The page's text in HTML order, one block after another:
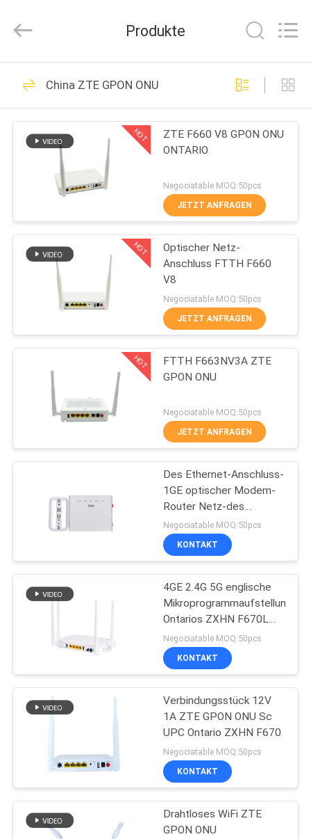
HAUS
PRODUKTE
FABRIK-
AUSFLUG
QUALITÄTSKONTROLLE
TRETEN
VERBINDUNG
FORDERN
ZITAT
POLICY
LIMITED.
Reserved.
GPON ONU
ONTARIO
419
Huawei GPON ONU
143
WiFi GPON ONU
wifi epon onu
XPON ONTARIO
11
Produkte
China ZTE GPON ONU
HOT
ZTE F660 V8 GPON ONU
ONTARIO
Negociatable MOQ:50pcs
JETZT ANFRAGEN
HOT
Optischer Netz-
Anschluss FTTH F660
V8
Negociatable MOQ:50pcs
JETZT ANFRAGEN
HOT
FTTH F663NV3A ZTE
GPON ONU
Negociatable MOQ:50pcs
JETZT ANFRAGEN
Des Ethernet-Anschluss-
1GE optischer Modem-
Router Netz-des
Anschluss-F601 FTTH
ZTE
Negociatable MOQ:50pcs
KONTAKT
4GE 2.4G 5G englische
Mikroprogrammaufstellung
Ontarios ZXHN F670L
Wechselstrom-ZTE
GPON
Negociatable MOQ:50pcs
KONTAKT
Verbindungsstück 12V
1A ZTE GPON ONU Sc
UPC Ontario ZXHN F670
Negociatable MOQ:50pcs
KONTAKT
Drahtloses WiFi ZTE
GPON ONU